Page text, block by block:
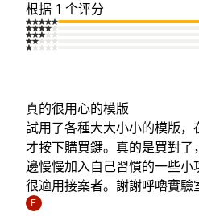
根据 1 个评分
真的很用心的模版
試用了各種大大小小的模版，
才按下購買鍵。真的是買對
邊慢慢加入自己習慣的一些小
很適用接案者。謝謝呼嚕實驗
E